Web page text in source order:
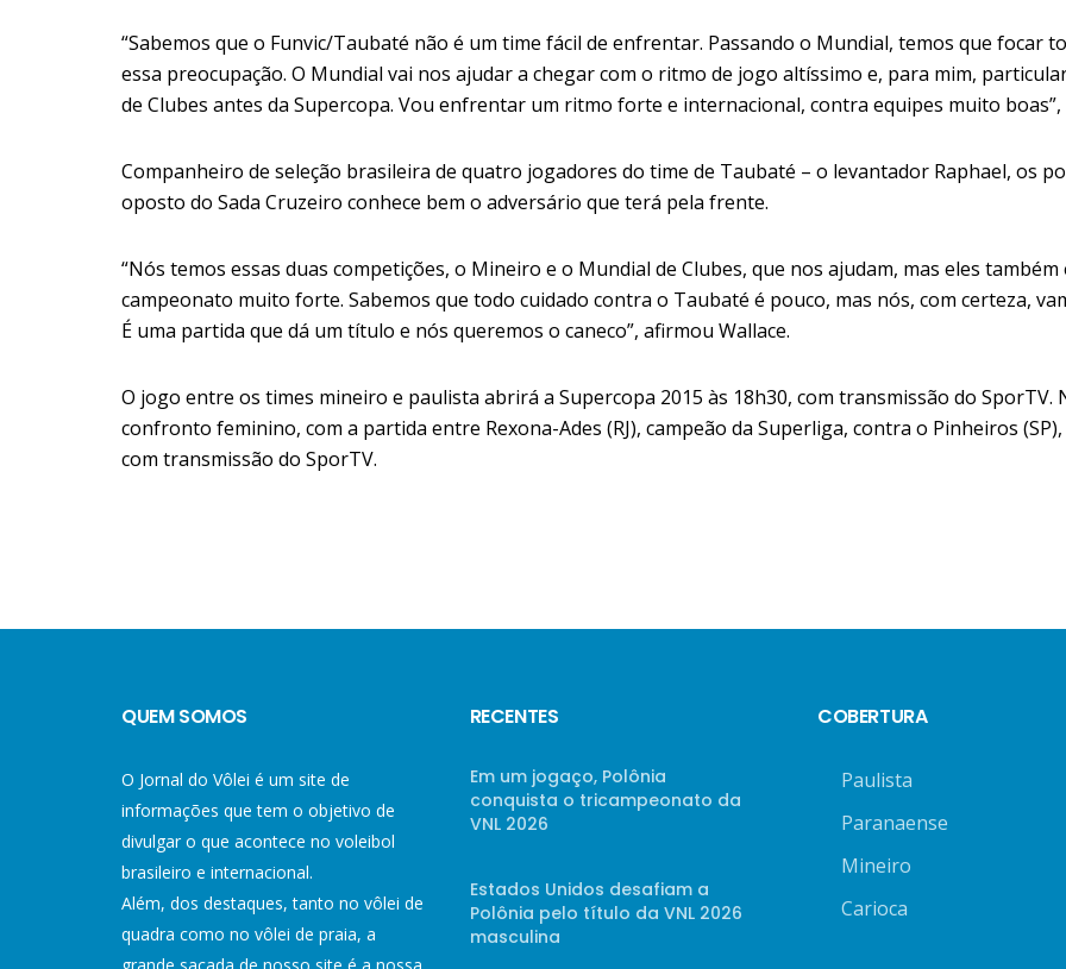
“Sabemos que o Funvic/Taubaté não é um time fácil de enfrentar. Passando o Mundial, temos que focar
essa preocupação. O Mundial vai nos ajudar a chegar com o ritmo de jogo altíssimo e, para mim,
de Clubes antes da Supercopa. Vou enfrentar um ritmo forte e internacional, contra equipes muito boas”,
Companheiro de seleção brasileira de quatro jogadores do time de Taubaté – o levantador Raphael, os
oposto do Sada Cruzeiro conhece bem o adversário que terá pela frente.
“Nós temos essas duas competições, o Mineiro e o Mundial de Clubes, que nos ajudam, mas eles
campeonato muito forte. Sabemos que todo cuidado contra o Taubaté é pouco, mas nós, com certeza,
É uma partida que dá um título e nós queremos o caneco”, afirmou Wallace.
O jogo entre os times mineiro e paulista abrirá a Supercopa 2015 às 18h30, com transmissão do SporTV.
confronto feminino, com a partida entre Rexona-Ades (RJ), campeão da Superliga, contra o Pinheiros
com transmissão do SporTV.
QUEM SOMOS
O Jornal do Vôlei é um site de
informações que tem o objetivo de
divulgar o que acontece no voleibol
brasileiro e internacional.
Além, dos destaques, tanto no vôlei de
quadra como no vôlei de praia, a
RECENTES
Em um jogaço, Polônia
conquista o tricampeonato da
VNL 2026
Estados Unidos desafiam a
Polônia pelo título da VNL 2026
masculina
COBERTURA
Paulista
Paranaense
Mineiro
Carioca